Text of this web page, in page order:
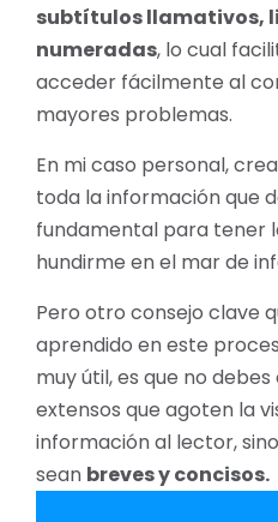
subtítulos llamativos,
numeradas, lo cual
acceder fácilmente al
mayores problemas.
En mi caso personal,
toda la información que
fundamental para tener
hundirme en el mar de
Pero otro consejo clave
aprendido en este
muy útil, es que no
extensos que agoten la
información al lector,
sean breves y concisos.